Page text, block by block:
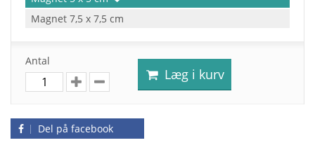
Magnet 7,5 x 7,5 cm
Antal
Læg i kurv
Del på facebook